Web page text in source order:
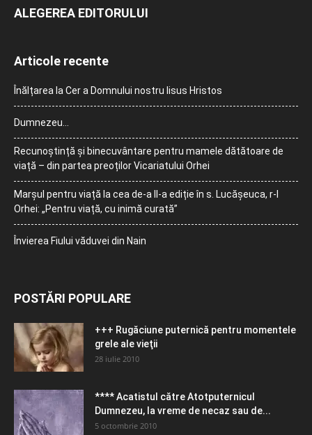
ALEGEREA EDITORULUI
Articole recente
Înălțarea la Cer a Domnului nostru Iisus Hristos
Dumnezeu…
Recunoștință și binecuvântare pentru mamele dătătoare de
viață – din partea preoților Vicariatului Orhei
Marșul pentru viață la cea de-a II-a ediție în s. Lucășeuca, r-l
Orhei: „Pentru viață, cu inimă curată”
Învierea Fiului văduvei din Nain
POSTĂRI POPULARE
+++ Rugăciune puternică pentru momentele
grele ale vieţii
28 iulie 2010
**** Acatistul către Atotputernicul
Dumnezeu, la vreme de necaz sau de...
5 octombrie 2010